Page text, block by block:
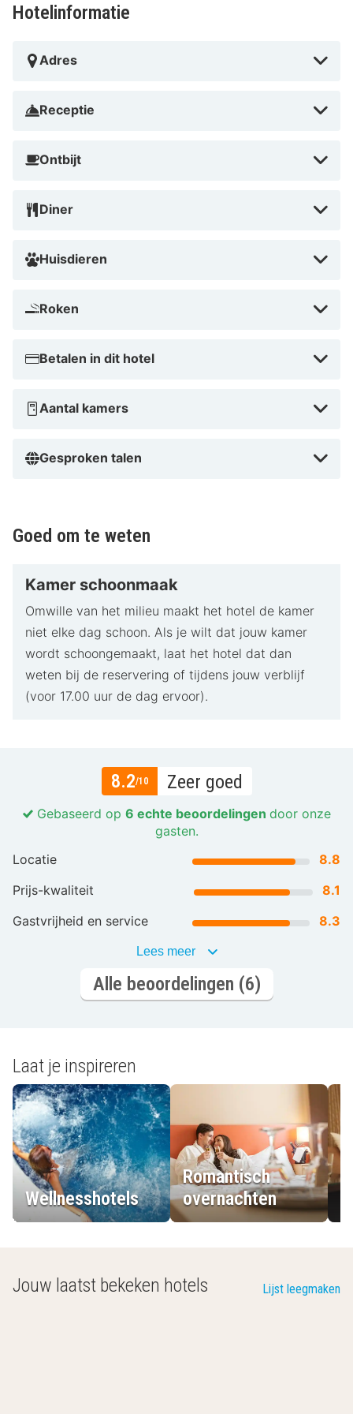
Hotelinformatie
Adres
Receptie
Ontbijt
Diner
Huisdieren
Roken
Betalen in dit hotel
Aantal kamers
Gesproken talen
Goed om te weten
Kamer schoonmaak
Omwille van het milieu maakt het hotel de kamer
niet elke dag schoon. Als je wilt dat jouw kamer
wordt schoongemaakt, laat het hotel dat dan
weten bij de reservering of tijdens jouw verblijf
(voor 17.00 uur de dag ervoor).
8.2/10 Zeer goed
Gebaseerd op 6 echte beoordelingen door onze
gasten.
Locatie
8.8
Prijs-kwaliteit
8.1
Gastvrijheid en service
8.3
Lees meer
Alle beoordelingen (6)
Laat je inspireren
Wellnesshotels
Romantisch
overnachten
Jouw laatst bekeken hotels Lijst leegmaken